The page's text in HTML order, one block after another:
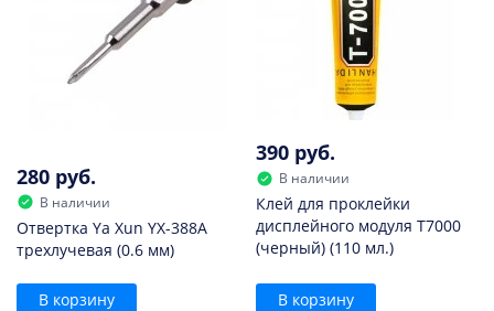
280 руб.
В наличии
Отвертка Ya Xun YX-388A
трехлучевая (0.6 мм)
В корзину
390 руб.
В наличии
Клей для проклейки
дисплейного модуля T7000
(черный) (110 мл.)
В корзину